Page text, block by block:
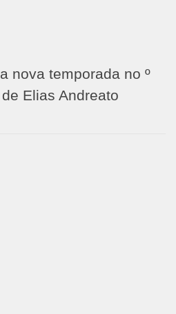
nova temporada no º
Elias Andreato